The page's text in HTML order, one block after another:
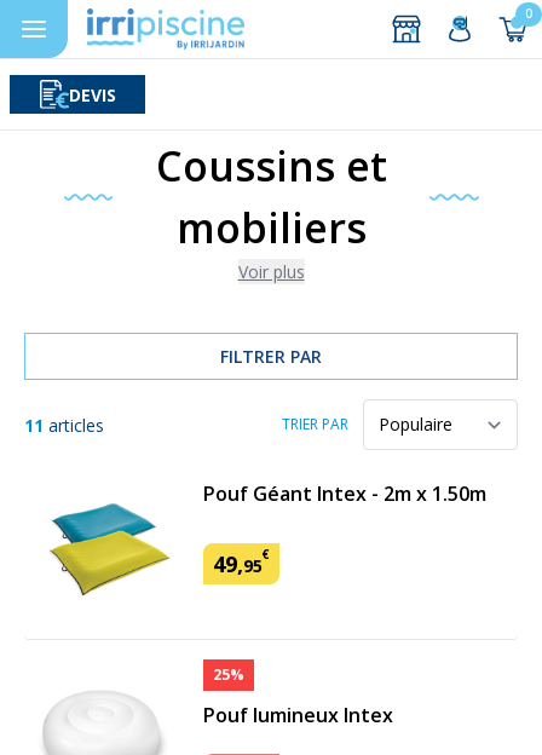
0
DEVIS
Coussins et
mobiliers
Voir plus
FILTRER PAR
TRIER PAR
11 articles
Pouf Géant Intex - 2m x 1.50m
49,95€
25%
Pouf lumineux Intex